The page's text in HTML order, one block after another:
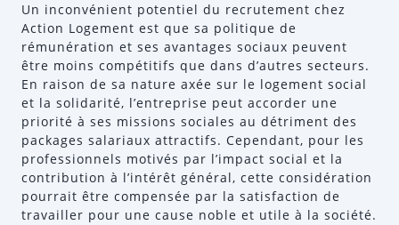
Un inconvénient potentiel du recrutement chez
Action Logement est que sa politique de
rémunération et ses avantages sociaux peuvent
être moins compétitifs que dans d’autres secteurs.
En raison de sa nature axée sur le logement social
et la solidarité, l’entreprise peut accorder une
priorité à ses missions sociales au détriment des
packages salariaux attractifs. Cependant, pour les
professionnels motivés par l’impact social et la
contribution à l’intérêt général, cette considération
pourrait être compensée par la satisfaction de
travailler pour une cause noble et utile à la société.